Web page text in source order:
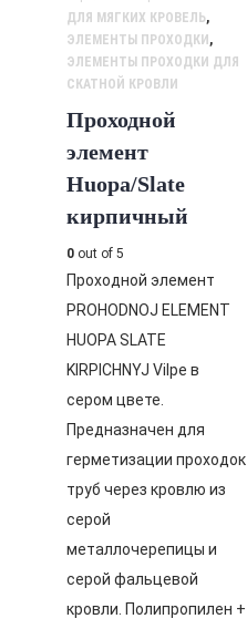
ДЛЯ МЯГКИХ КРОВЕЛЬ,
ЭЛЕМЕНТЫ ПРОХОДКИ ,
ЭЛЕМЕНТЫ ПРОХОДКИ ДЛЯ
СКАТНОЙ КРОВЛИ
Проходной
элемент
Huopa/Slate
кирпичный
0 out of 5
Проходной элемент
PROHODNOJ ELEMENT
HUOPA SLATE
KIRPICHNYJ Vilpe в
сером цвете.
Предназначен для
герметизации проходок
труб через кровлю из
серой
металлочерепицы и
серой фальцевой
кровли. Полипропилен +